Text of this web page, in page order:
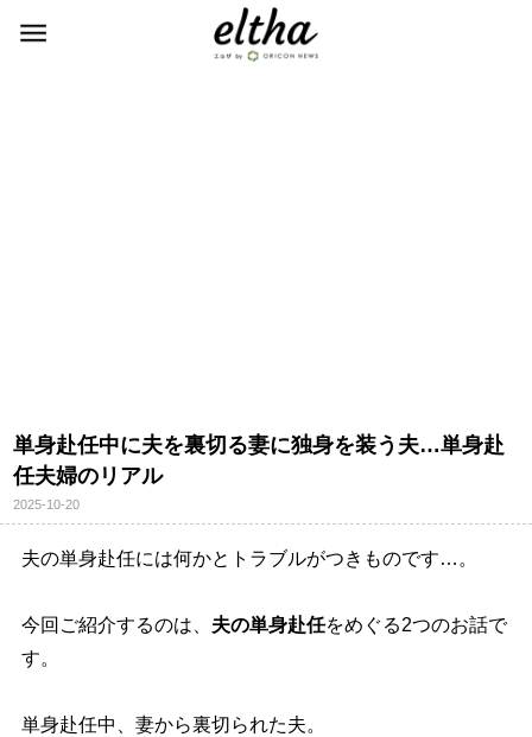
単身赴任中に夫を裏切る妻に独身を装う夫…単身赴
任夫婦のリアル
2025-10-20
夫の単身赴任には何かとトラブルがつきものです…。
今回ご紹介するのは、 夫の単身赴任をめぐる2つのお話で
す。
単身赴任中、妻から裏切られた夫。